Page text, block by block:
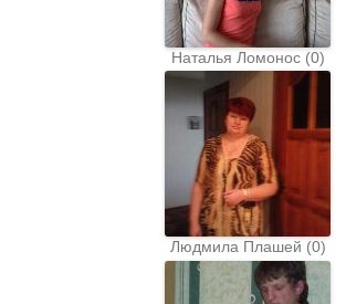
Наталья Ломонос (0)
Людмила Плашей (0)